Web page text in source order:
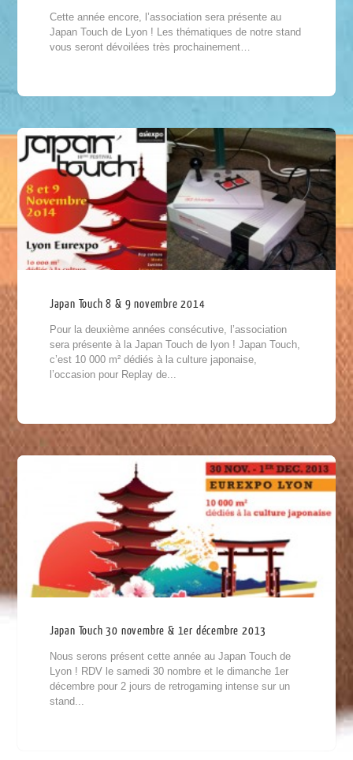
Cette année encore, l’association sera présente au
Japan Touch de Lyon ! Les thématiques de notre stand
vous seront dévoilées très prochainement…
Japan Touch 8 & 9 novembre 2014
Pour la deuxième années consécutive, l’association
sera présente à la Japan Touch de lyon ! Japan Touch,
c’est 10 000 m² dédiés à la culture japonaise,
l’occasion pour Replay de...
Japan Touch 30 novembre & 1er décembre 2013
Nous serons présent cette année au Japan Touch de
Lyon ! RDV le samedi 30 nombre et le dimanche 1er
décembre pour 2 jours de retrogaming intense sur un
stand...